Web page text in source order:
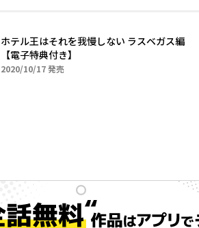
ホテル王はそれを我慢しない ラスベガス編
【電子特典付き】
2020/10/172020年10月17日
発売